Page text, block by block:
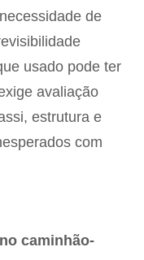
de
usado pode ter
avaliação
estrutura e
com
caminhão-